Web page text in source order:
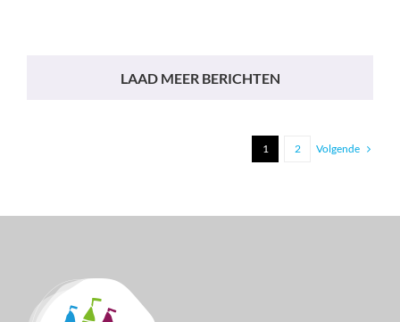
LAAD MEER BERICHTEN
1 2 Volgende